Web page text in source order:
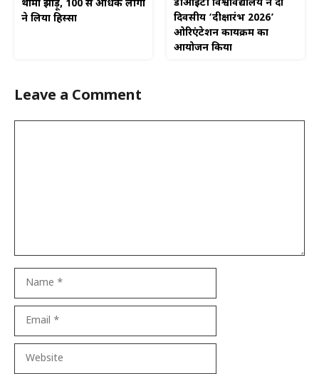
थामा झाड़ू, 100 से अधिक लोगों
ने लिया हिस्सा
डीआईटी विश्वविद्यालय ने दो
दिवसीय ‘दीक्षारंभ 2026’
ओरिएंटेशन कार्यक्रम का
आयोजन किया
Leave a Comment
Website